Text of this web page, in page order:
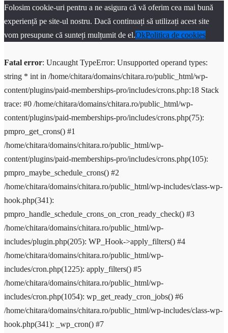
Folosim cookie-uri pentru a ne asigura că vă oferim cea mai bună
experiență pe site-ul nostru. Dacă continuați să utilizați acest site
vom presupune că sunteți mulțumit de el.OkPolitica de cookies
Fatal error: Uncaught TypeError: Unsupported operand types:
string * int in /home/chitara/domains/chitara.ro/public_html/wp-
content/plugins/paid-memberships-pro/includes/crons.php:18 Stack
trace: #0 /home/chitara/domains/chitara.ro/public_html/wp-
content/plugins/paid-memberships-pro/includes/crons.php(75):
pmpro_get_crons() #1
/home/chitara/domains/chitara.ro/public_html/wp-
content/plugins/paid-memberships-pro/includes/crons.php(105):
pmpro_maybe_schedule_crons() #2
/home/chitara/domains/chitara.ro/public_html/wp-includes/class-wp-
hook.php(341):
pmpro_handle_schedule_crons_on_cron_ready_check() #3
/home/chitara/domains/chitara.ro/public_html/wp-
includes/plugin.php(205): WP_Hook->apply_filters() #4
/home/chitara/domains/chitara.ro/public_html/wp-
includes/cron.php(1225): apply_filters() #5
/home/chitara/domains/chitara.ro/public_html/wp-
includes/cron.php(1054): wp_get_ready_cron_jobs() #6
/home/chitara/domains/chitara.ro/public_html/wp-includes/class-wp-
hook.php(341): _wp_cron() #7